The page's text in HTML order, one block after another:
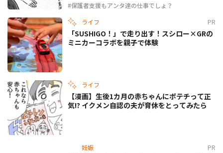
#保護者支援もアンタ達の仕事でしょ？
ライフ PR
「SUSHIGO！」で走り出す！スシロー×GRの
ミニカーコラボを親子で体験
ライフ
【漫画】生後1カ月の赤ちゃんにポテチって正
気!? イクメン自認の夫が育休をとってみたら
妊娠 PR